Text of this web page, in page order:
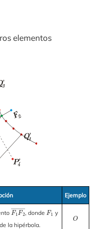
elementos
Ejemplo
F1F2
, donde
F1
y
la hipérbola.
O